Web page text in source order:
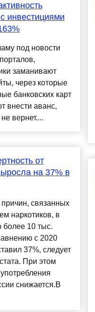
инвестициями
под новости
заманивают
через которые
банковских карт
внести аванс,
вернет....
от
на 37% в
причин, связанных
наркотиков, в
более 10 тыс.
с 2020
37%, следует
При этом
снижается.В